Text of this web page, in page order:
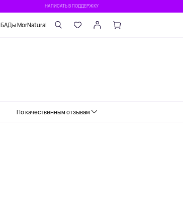
НАПИСАТЬ В ПОДДЕРЖКУ
БАДы MorNatural
По качественным отзывам